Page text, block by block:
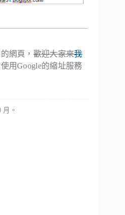
網頁，歡迎大家來我
用Google的縮址服務
。